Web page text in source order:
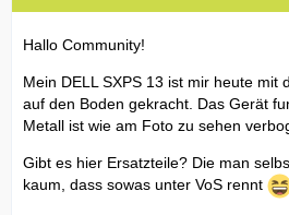
Hallo Community!
Mein DELL SXPS 13 ist mir heute mit
auf den Boden gekracht. Das Gerät
Metall ist wie am Foto zu sehen
Gibt es hier Ersatzteile? Die man
kaum, dass sowas unter VoS rennt